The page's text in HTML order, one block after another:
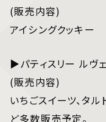
(販売内容)
アイシングクッキー
▶パティスリー ルヴ
(販売内容)
いちごスイーツ、タル
ど多数販売予定。